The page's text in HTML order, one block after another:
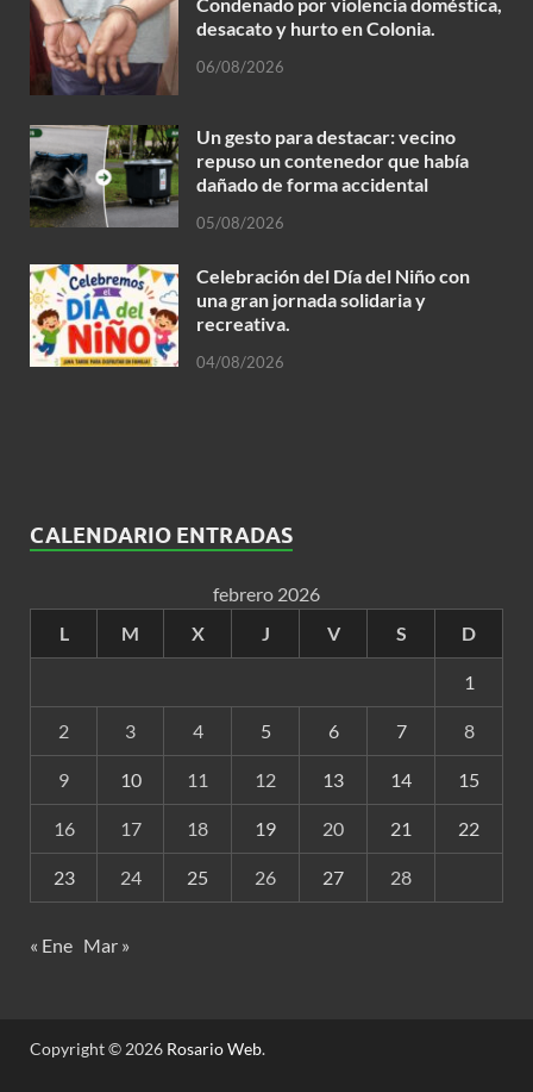
desacato y hurto en Colonia.
06/08/2026
Un gesto para destacar: vecino
repuso un contenedor que había
dañado de forma accidental
05/08/2026
Celebración del Día del Niño con
una gran jornada solidaria y
recreativa.
04/08/2026
CALENDARIO ENTRADAS
febrero 2026
L
M X J V S D
1
2 3 4 5 6 7 8
9 10 11 12 13 14 15
16 17 18 19 20 21 22
23 24 25 26 27 28
« Ene Mar »
Copyright © 2026 Rosario Web.